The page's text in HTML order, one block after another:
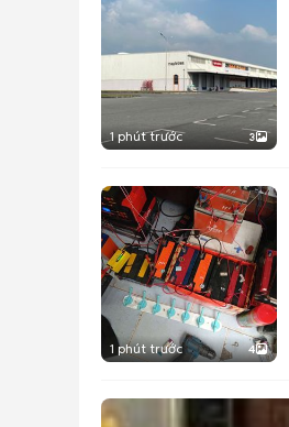
1 phút trước 3
1 phút trước 4